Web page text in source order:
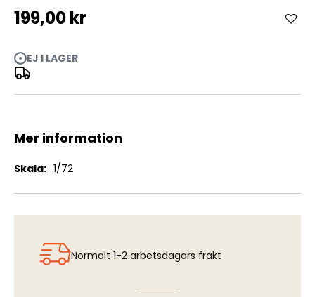
199,00 kr
EJ I LAGER
F-16 Fighting Falcon - F-110 Engine Exhaust Nozzle (HAS)
Mer information
Mer
1/72
Normalt 1-2 arbetsdagars frakt